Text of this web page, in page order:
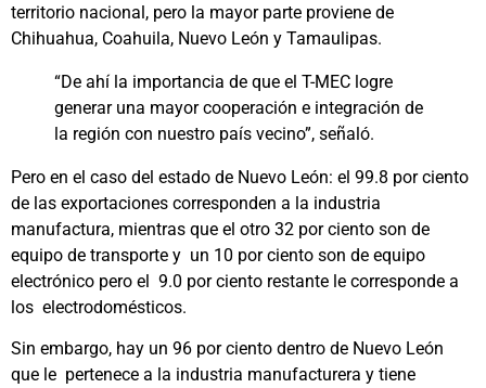
territorio nacional, pero la mayor parte proviene de
Chihuahua, Coahuila, Nuevo León y Tamaulipas.
“De ahí la importancia de que el T-MEC logre
generar una mayor cooperación e integración de
la región con nuestro país vecino”, señaló.
Pero en el caso del estado de Nuevo León: el 99.8 por ciento
de las exportaciones corresponden a la industria
manufactura, mientras que el otro 32 por ciento son de
equipo de transporte y un 10 por ciento son de equipo
electrónico pero el 9.0 por ciento restante le corresponde a
los electrodomésticos.
Sin embargo, hay un 96 por ciento dentro de Nuevo León
que le pertenece a la industria manufacturera y tiene